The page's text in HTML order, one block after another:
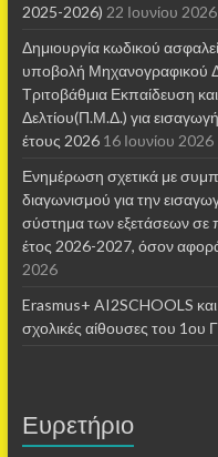
2025-2026) 22 Ιουνίου 2026
Δημιουργία κωδικού
υποβολή Μηχανογραφικού
Τριτοβάθμια Εκπαίδευση
Δελτίου(Π.Μ.Δ.) για
έτους 2026 16 Ιουνίου 2026
Ενημέρωση σχετικά με
διαγωνισμού για την
σύστημα των εξετάσεων σε
έτος 2026-2027, όσον
2026
Erasmus+ AI2SCHOOLS
σχολικές αίθουσες τoυ 1ου
Ευρετήριο